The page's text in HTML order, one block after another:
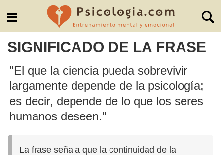
SIGNIFICADO DE LA FRASE
"El que la ciencia pueda sobrevivir
largamente depende de la psicología;
es decir, depende de lo que los seres
humanos deseen."
La frase señala que la continuidad de la